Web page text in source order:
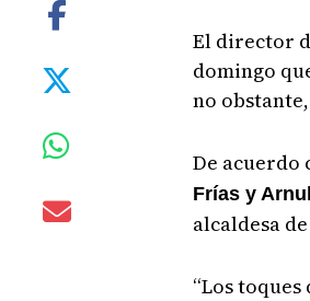
El director
domingo
no
De acuerdo
Frías y
alcaldesa
“Los